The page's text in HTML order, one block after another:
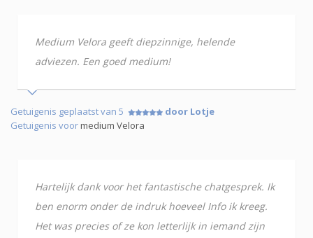
Medium Velora geeft diepzinnige, helende
adviezen. Een goed medium!
Getuigenis geplaatst van 5
door Lotje
Getuigenis voormedium Velora
Hartelijk dank voor het fantastische chatgesprek. Ik
ben enorm onder de indruk hoeveel Info ik kreeg.
Het was precies of ze kon letterlijk in iemand zijn